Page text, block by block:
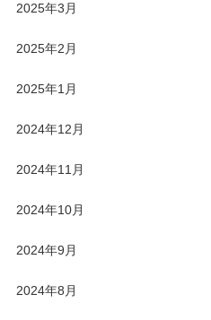
2025年3月
2025年2月
2025年1月
2024年12月
2024年11月
2024年10月
2024年9月
2024年8月